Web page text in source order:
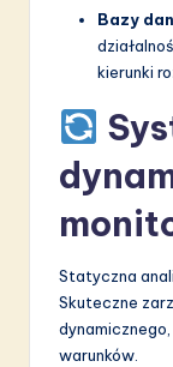
Bazy
kierunki
Statyczna
Skuteczne
warunków.